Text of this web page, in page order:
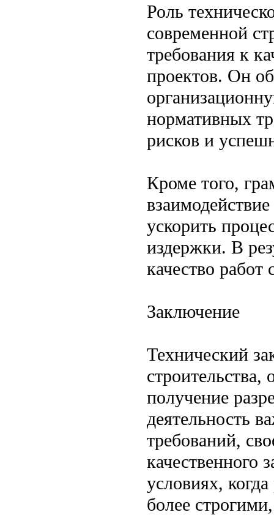
Роль
современной
требования к
проектов. Он
нормативных
рисков и
Кроме того,
ускорить
издержки. В
качество работ
Заключение
Технический
получение
деятельность
требований,
качественного
условиях,
более